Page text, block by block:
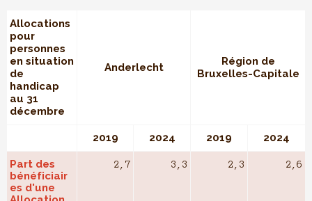
Allocations
pour
personnes
en situation
de
handicap
au 31
décembre
Anderlecht
Région de
Bruxelles-Capitale
2019 2024 2019 2024
Part des
bénéficiair
es d'une
2,7 3,3 2,3 2,6